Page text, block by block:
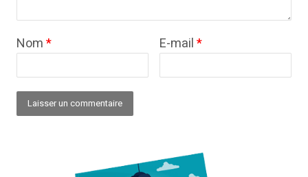
Nom* E-mail*